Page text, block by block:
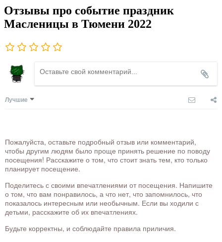
Отзывы про событие праздник
Масленицы в Тюмени 2022
Лучшие
Пожалуйста, оставьте подробный отзыв или комментарий,
чтобы другим людям было проще принять решение по поводу
посещения! Расскажите о том, что стоит знать тем, кто только
планирует посещение.
Поделитесь с своими впечатлениями от посещения. Напишите
о том, что вам понравилось, а что нет, что запомнилось, что
показалось интересным или необычным. Если вы ходили с
детьми, расскажите об их впечатлениях.
Будьте корректны, и соблюдайте правила приличия.